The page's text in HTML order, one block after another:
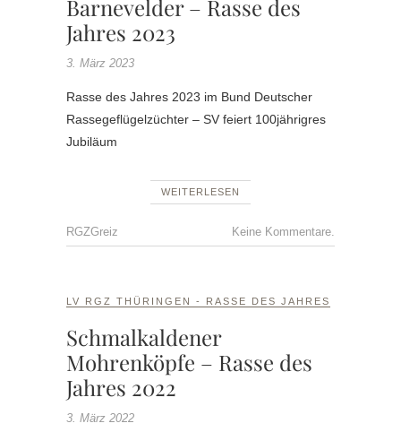
Barnevelder – Rasse des
Jahres 2023
3. März 2023
Rasse des Jahres 2023 im Bund Deutscher
Rassegeflügelzüchter – SV feiert 100jährigres
Jubiläum
WEITERLESEN
RGZGreiz Keine Kommentare.
LV RGZ THÜRINGEN - RASSE DES JAHRES
Schmalkaldener
Mohrenköpfe – Rasse des
Jahres 2022
3. März 2022